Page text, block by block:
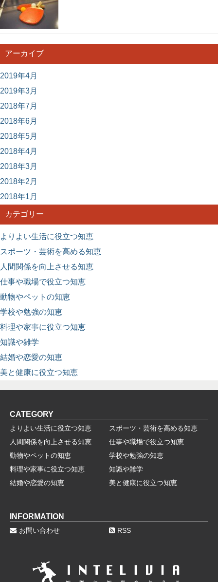
アーカイブ
2019年4月
2019年3月
2018年7月
2018年6月
2018年5月
2018年4月
2018年3月
2018年2月
2018年1月
カテゴリー
よりよい生活に役立つ知恵
スポーツ・芸術を高める知恵
人間関係を向上させる知恵
仕事や職場で役立つ知恵
動物やペットの知恵
学校や勉強の知恵
料理や家事に役立つ知恵
知識や雑学
結婚や恋愛の知恵
美と健康に役立つ知恵
CATEGORY
よりよい生活に役立つ知恵
スポーツ・芸術を高める知恵
人間関係を向上させる知恵
仕事や職場で役立つ知恵
動物やペットの知恵
学校や勉強の知恵
料理や家事に役立つ知恵
知識や雑学
結婚や恋愛の知恵
美と健康に役立つ知恵
INFORMATION
お問い合わせ RSS